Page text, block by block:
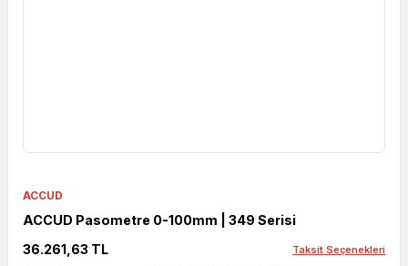
ACCUD
ACCUD Pasometre 0-100mm | 349 Serisi
36.261,63 TL
Taksit Seçenekleri